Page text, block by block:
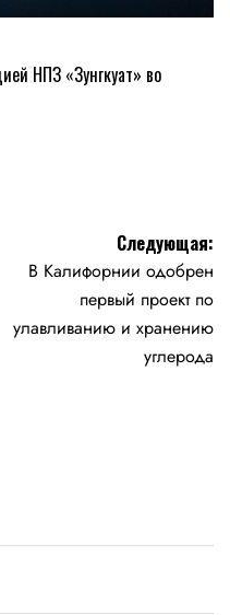
НПЗ «Зунгкуат» во
Следующая:
В Калифорнии одобрен
первый проект по
улавливанию и хранению
углерода